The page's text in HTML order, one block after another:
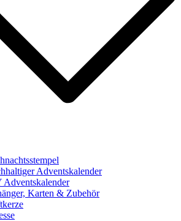
Adventskalender
Adventskalender
Karten & Zubehör